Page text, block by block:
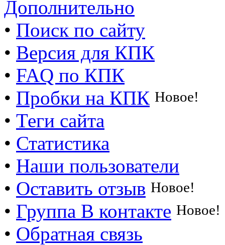
Дополнительно
• Поиск по сайту
• Версия для КПК
• FAQ по КПК
• Пробки на КПК Новое!
• Теги сайта
• Статистика
• Наши пользователи
• Оставить отзыв Новое!
• Группа В контакте Новое!
• Обратная связь